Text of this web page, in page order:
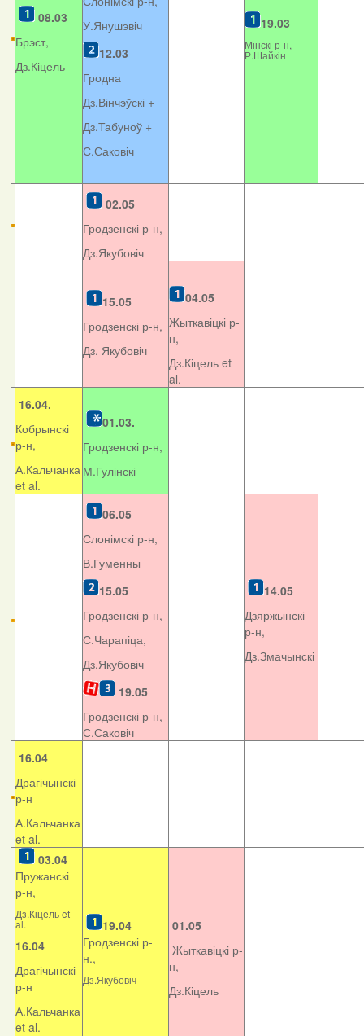
08.03
Брэст,
Дз.Кіцель
У.Янушэвіч
12.03
Гродна
Дз.Вінчэўскі +
Дз.Табуноў +
С.Саковіч
19.03
Мінскі р-н,
Р.Шайкін
02.05
Гродзенскі р-н,
Дз.Якубовіч
15.05
Гродзенскі р-н,
Дз. Якубовіч
04.05
Жыткавіцкі р-
н,
Дз.Кіцель et
al.
16.04.
Кобрынскі
р-н,
А.Кальчанка
et al.
01.03.
Гродзенскі р-н,
М.Гулінскі
06.05
Слонімскі р-н,
В.Гуменны
15.05
Гродзенскі р-н,
С.Чарапіца,
Дз.Якубовіч
19.05
Гродзенскі р-н,
С.Саковіч
14.05
Дзяржынскі
р-н,
Дз.Змачынскі
16.04
Драгічынскі
р-н
А.Кальчанка
et al.
03.04
Пружанскі
р-н,
Дз.Кіцель et
al.
16.04
Драгічынскі
р-н
А.Кальчанка
et al.
19.04
Гродзенскі р-
н.,
Дз.Якубовіч
01.05
Жыткавіцкі р-
н,
Дз.Кіцель